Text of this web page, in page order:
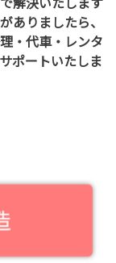
ありましたら、
・代車・レンタ
ポートいたしま